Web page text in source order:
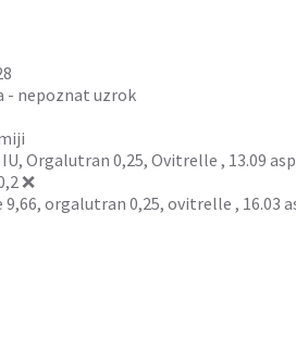
- nepoznat uzrok
Orgalutran 0,25, Ovitrelle , 13.09
❌
orgalutran 0,25, ovitrelle , 16.03